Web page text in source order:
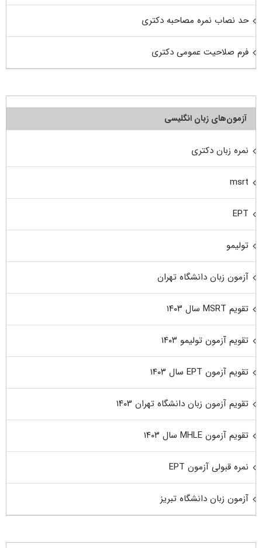
حد نصاب نمره مصاحبه دکتری
فرم صلاحیت عمومی دکتری
آزمون‌های زبان انگلیسی
نمره زبان دکتری
msrt
EPT
تولیمو
آزمون زبان دانشگاه تهران
تقویم MSRT سال ۱۴۰۳
تقویم آزمون تولیمو ۱۴۰۳
تقویم آزمون EPT سال ۱۴۰۳
تقویم آزمون زبان دانشگاه تهران ۱۴۰۳
تقویم آزمون MHLE سال ۱۴۰۳
نمره قبولی آزمون EPT
آزمون زبان دانشگاه تبریز